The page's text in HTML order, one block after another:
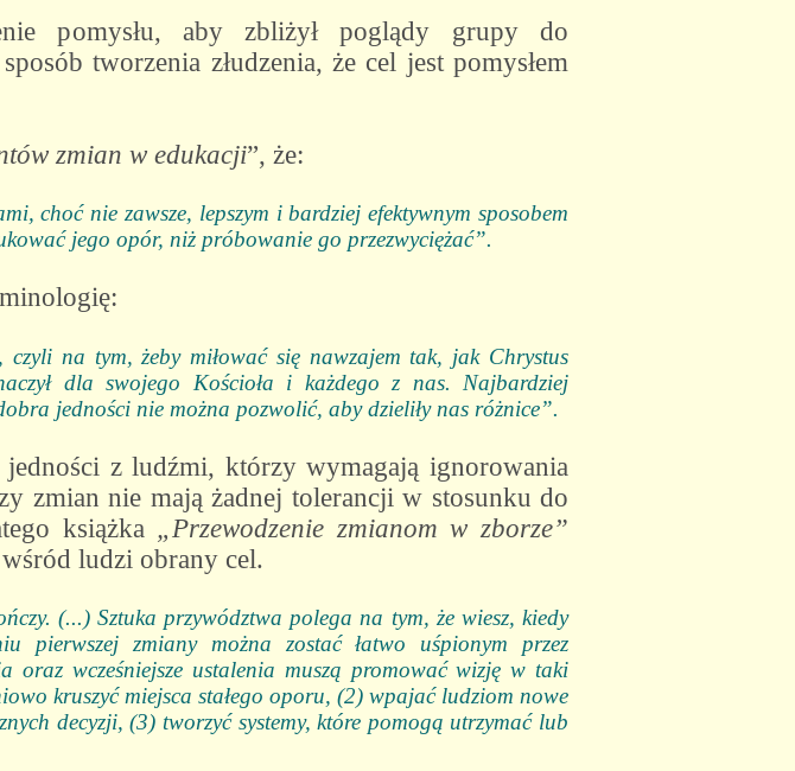
pomysłu, aby zbliżył poglądy grupy do
tworzenia złudzenia, że cel jest pomysłem
zmian w edukacji”, że:
choć nie zawsze, lepszym i bardziej efektywnym sposobem
jego opór, niż próbowanie go przezwyciężać”.
na tym, żeby miłować się nawzajem tak, jak Chrystus
dla swojego Kościoła i każdego z nas. Najbardziej
jedności nie można pozwolić, aby dzieliły nas różnice”.
z ludźmi, którzy wymagają ignorowania
zmian nie mają żadnej tolerancji w stosunku do
książka „Przewodzenie zmianom w zborze”
ludzi obrany cel.
(...) Sztuka przywództwa polega na tym, że wiesz, kiedy
zmiany można zostać łatwo uśpionym przez
oraz wcześniejsze ustalenia muszą promować wizję w taki
kruszyć miejsca stałego oporu, (2) wpajać ludziom nowe
decyzji, (3) tworzyć systemy, które pomogą utrzymać lub